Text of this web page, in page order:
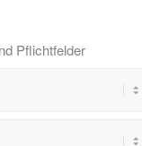
Pflichtfelder